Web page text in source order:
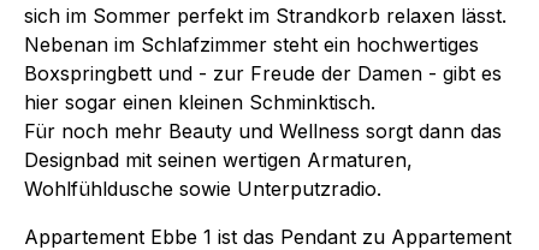
sich im Sommer perfekt im Strandkorb relaxen lässt.
Nebenan im Schlafzimmer steht ein hochwertiges
Boxspringbett und - zur Freude der Damen - gibt es
hier sogar einen kleinen Schminktisch.
Für noch mehr Beauty und Wellness sorgt dann das
Designbad mit seinen wertigen Armaturen,
Wohlfühldusche sowie Unterputzradio.
Appartement Ebbe 1 ist das Pendant zu Appartement